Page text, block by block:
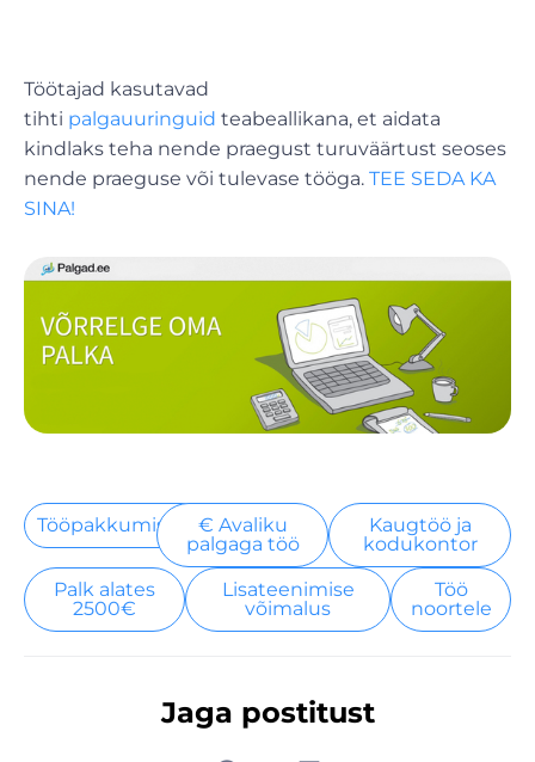
Töötajad kasutavad
tihti palgauuringuid teabeallikana, et aidata
kindlaks teha nende praegust turuväärtust seoses
nende praeguse või tulevase tööga. TEE SEDA KA
SINA!
Tööpakkumised
€ Avaliku
palgaga töö
Kaugtöö ja
kodukontor
Palk alates
2500€
Lisateenimise
võimalus
Töö
noortele
Jaga postitust